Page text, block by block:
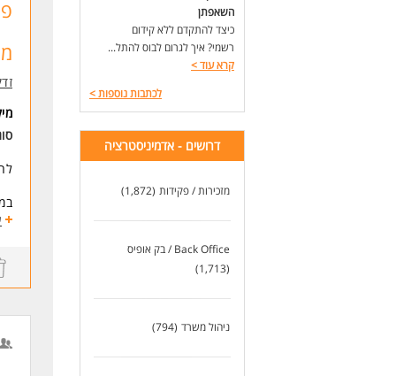
השאפתן
כיצד להתקדם ללא קידום
רשמי? איך לגרום לבוס להתל...
קרא עוד>
לכתבות נוספות>
דרושים - אדמיניסטרציה
מזכירות / פקידות (1,872)
Back Office / בק אופיס
(1,713)
ניהול משרד (794)
-
-
-
-
*
*
*
*